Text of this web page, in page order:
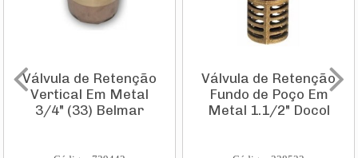
Válvula de Retenção
Vertical Em Metal
3/4" (33) Belmar
Válvula de Retenção
Fundo de Poço Em
Metal 1.1/2" Docol